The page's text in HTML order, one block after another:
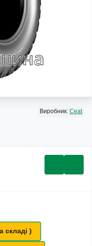
Виробник: Ceat
складі )